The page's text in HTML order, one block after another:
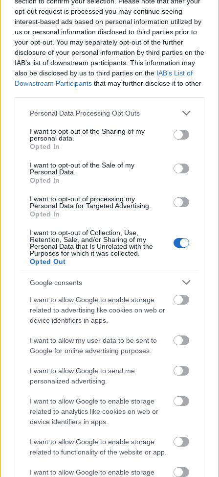
opt-out request is processed you may continue seeing
interest-based ads based on personal information utilized by
us or personal information disclosed to third parties prior to
your opt-out. You may separately opt-out of the further
disclosure of your personal information by third parties on the
IAB’s list of downstream participants. This information may
also be disclosed by us to third parties on the IAB’s List of
Downstream Participants that may further disclose it to other
Please note that this website/app uses one or more Google
not limited to your visit or usage behaviour. You may click to
grant or deny consent to Google and its third-party tags to
use your data for below specified purposes in below Google
consent section.
Personal Data Processing Opt Outs
I want to opt-out of the Sharing of my
personal data.
Opted In
I want to opt-out of the Sale of my
Personal Data.
Opted In
I want to opt-out of processing my
Personal Data for Targeted Advertising.
Opted In
I want to opt-out of Collection, Use,
Retention, Sale, and/or Sharing of my
Personal Data that Is Unrelated with the
Purposes for which it was collected.
Opted Out
Google consents
I want to allow Google to enable storage
related to advertising like cookies on web or
device identifiers in apps.
I want to allow my user data to be sent to
Google for online advertising purposes.
I want to allow Google to send me
personalized advertising.
I want to allow Google to enable storage
related to analytics like cookies on web or
device identifiers in apps.
I want to allow Google to enable storage
related to functionality of the website or app.
I want to allow Google to enable storage
1
HÍRLEVÉL
Név
E-mail cím
Feliratkozom a hírlevélre és elfogadom az
LEGFRISSEBB
Országos hírek
Megérkezett az eső a Duna vízgyűjtőjére
Aktuális
Paks II.: Mit jelent az 5. blokk új
mérföldköve a felülvizsgálat
Amire többmillióan vártunk: szombattól
másodfokúra csökken a riasztás